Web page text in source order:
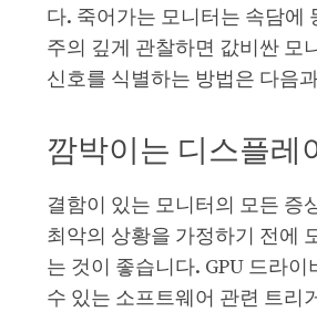
다. 죽어가는 모니터는 속담에
주의 깊게 관찰하면 값비싼 모
신호를 식별하는 방법은 다음
깜박이는 디스플레
결함이 있는 모니터의 모든 증
최악의 상황을 가정하기 전에
는 것이 좋습니다. GPU 드라
수 있는 소프트웨어 관련 트리